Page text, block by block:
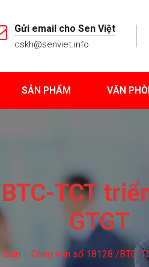
Gửi email cho Sen Việt
cskh@senviet.info
SẢN PHẨM VĂN
TCT
GTGT
Công văn số 18128 /BTC-